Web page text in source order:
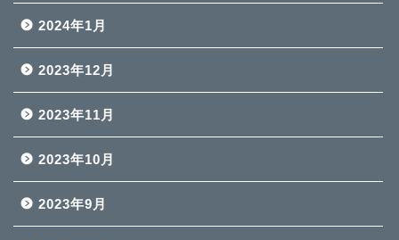
2024年1月
2023年12月
2023年11月
2023年10月
2023年9月